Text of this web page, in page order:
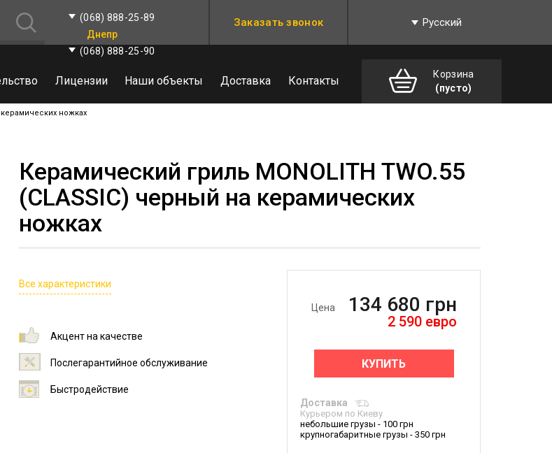
(068) 888-25-89
Днепр
(068) 888-25-90
Заказать звонок Русский
Лицензии Наши объекты Доставка Контакты
Корзина
(пусто)
керамических ножках
Керамический гриль MONOLITH TWO.55
(CLASSIC) черный на керамических
ножках
Цена 134 680 грн
2 590 евро
КУПИТЬ
Доставка
Курьером по Киеву
небольшие грузы - 100 грн
крупногабаритные грузы - 350 грн
Все характеристики
Акцент на качестве
Послегарантийное обслуживание
Быстродействие